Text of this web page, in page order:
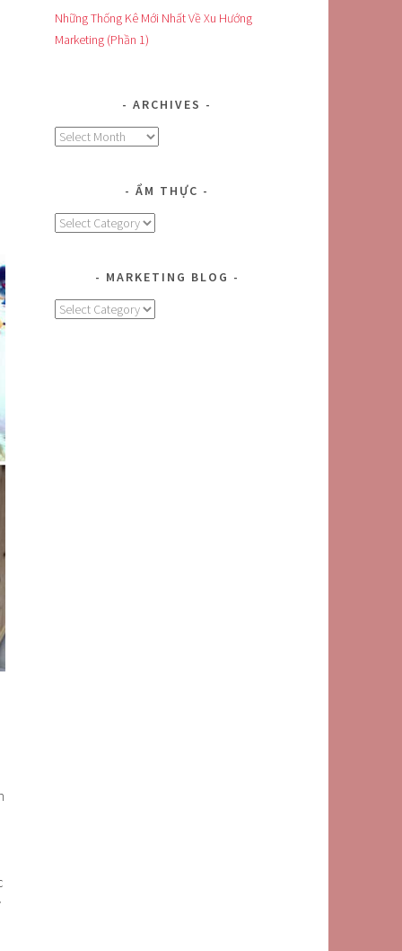
Những Thống Kê Mới Nhất Về Xu Hướng
Marketing (Phần 1)
ARCHIVES
Archives
ẨM THỰC
Ẩm
MARKETING BLOG
MARKETING